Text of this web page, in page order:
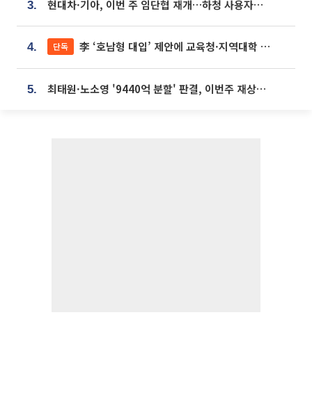
3. 현대차·기아, 이번 주 임단협 재개…하청 사용자성 재심도 ‘변수’
4. 단독 李 ‘호남형 대입’ 제안에 교육청·지역대학 서·논술형 입시 연계 '착수'
5. 최태원·노소영 '9440억 분할' 판결, 이번주 재상고 여부 주목